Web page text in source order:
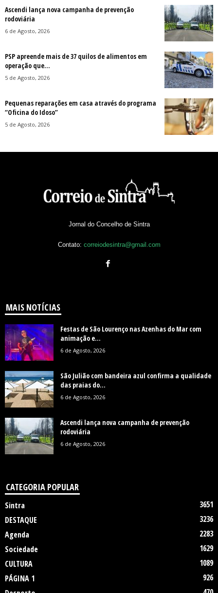
Ascendi lança nova campanha de prevenção
rodoviária
6 de Agosto, 2026
PSP apreende mais de 37 quilos de alimentos em
operação que...
5 de Agosto, 2026
Pequenas reparações em casa através do programa
“Oficina do Idoso”
5 de Agosto, 2026
Jornal do Concelho de Sintra
Contato: correiodesintra@gmail.com
MAIS NOTÍCIAS
Festas de São Lourenço nas Azenhas do Mar com
animação e...
6 de Agosto, 2026
São Julião com bandeira azul confirma a qualidade
das praias do...
6 de Agosto, 2026
Ascendi lança nova campanha de prevenção
rodoviária
6 de Agosto, 2026
CATEGORIA POPULAR
Sintra
3651
DESTAQUE
3236
Agenda
2283
Sociedade
1629
CULTURA
1089
PÁGINA 1
926